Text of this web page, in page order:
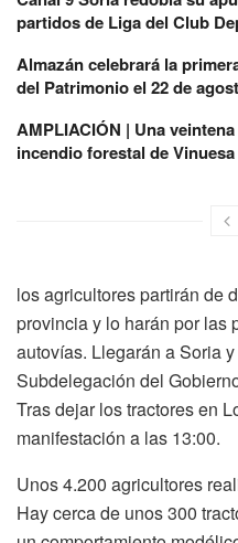
partidos de Liga del Club
Almazán celebrará la
del Patrimonio el 22 de
AMPLIACIÓN | Una
incendio forestal de Vinuesa
los agricultores partirán de
provincia y lo harán por las
autovías. Llegarán a Soria
Subdelegación del
Tras dejar los tractores en
manifestación a las 13:00.
Unos 4.200 agricultores
Hay cerca de unos 300